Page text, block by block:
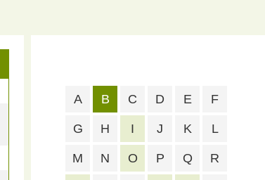
A B C D E F
G H I J K L
M N O P Q R